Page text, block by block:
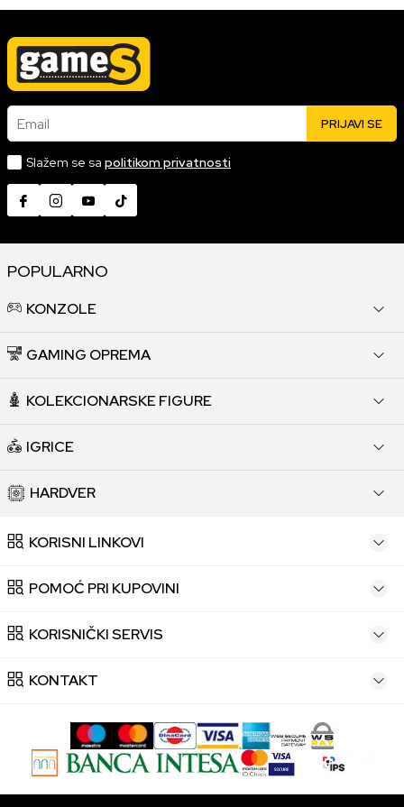
Email PRIJAVI SE
Slažem se sa politikom privatnosti
POPULARNO
KONZOLE
GAMING OPREMA
KOLEKCIONARSKE FIGURE
IGRICE
HARDVER
KORISNI LINKOVI
POMOĆ PRI KUPOVINI
KORISNIČKI SERVIS
KONTAKT